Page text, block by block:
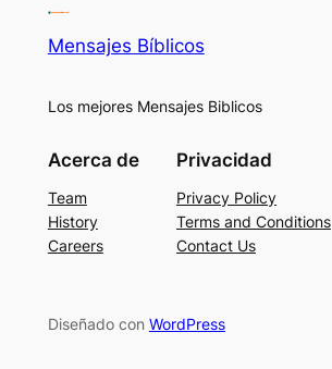
Mensajes Bíblicos
Los mejores Mensajes Biblicos
Acerca de
Team
History
Careers
Privacidad
Privacy Policy
Terms and Conditions
Contact Us
Diseñado con WordPress